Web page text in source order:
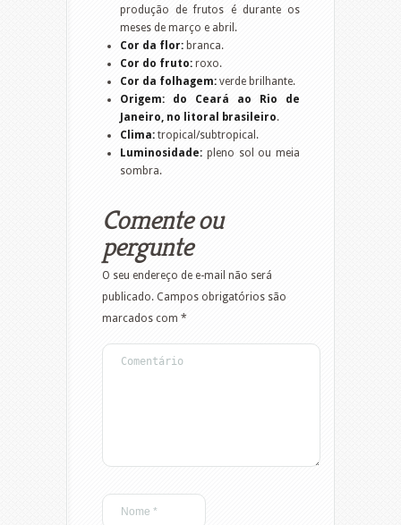
produção de frutos é durante os
meses de março e abril.
Cor da flor: branca.
Cor do fruto: roxo.
Cor da folhagem: verde brilhante.
Origem:
do Ceará ao Rio de
Janeiro, no litoral brasileiro.
Clima: tropical/subtropical.
Luminosidade: pleno sol ou meia
sombra.
Comente ou
pergunte
O seu endereço de e-mail não será
publicado. Campos obrigatórios são
marcados com *